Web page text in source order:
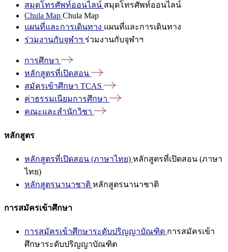
สมุดโทรศัพท์ออนไลน์ สมุดโทรศัพท์ออนไลน์
Chula Map Chula Map
แผนที่และการเดินทาง แผนที่และการเดินทาง
ร่วมงานกับจุฬาฯ ร่วมงานกับจุฬาฯ
การศึกษา
หลักสูตรที่เปิดสอน
สมัครเข้าศึกษา TCAS
ค่าธรรมเนียมการศึกษา
คณะและสำนักวิชา
หลักสูตร
หลักสูตรที่เปิดสอน (ภาษาไทย) หลักสูตรที่เปิดสอน (ภาษา
ไทย)
หลักสูตรนานาชาติ หลักสูตรนานาชาติ
การสมัครเข้าศึกษา
การสมัครเข้าศึกษาระดับปริญญาบัณฑิต การสมัครเข้า
ศึกษาระดับปริญญาบัณฑิต